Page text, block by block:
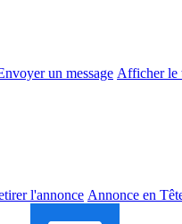
un message Afficher le
l'annonce Annonce en